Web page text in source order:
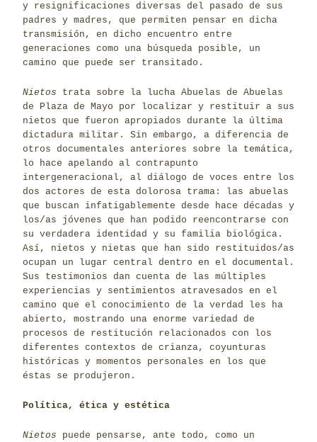
y resignificaciones diversas del pasado de sus
padres y madres, que permiten pensar en dicha
transmisión, en dicho encuentro entre
generaciones como una búsqueda posible, un
camino que puede ser transitado.
Nietos trata sobre la lucha Abuelas de Abuelas
de Plaza de Mayo por localizar y restituir a sus
nietos que fueron apropiados durante la última
dictadura militar. Sin embargo, a diferencia de
otros documentales anteriores sobre la temática,
lo hace apelando al contrapunto
intergeneracional, al diálogo de voces entre los
dos actores de esta dolorosa trama: las abuelas
que buscan infatigablemente desde hace décadas y
los/as jóvenes que han podido reencontrarse con
su verdadera identidad y su familia biológica.
Así, nietos y nietas que han sido restituidos/as
ocupan un lugar central dentro en el documental.
Sus testimonios dan cuenta de las múltiples
experiencias y sentimientos atravesados en el
camino que el conocimiento de la verdad les ha
abierto, mostrando una enorme variedad de
procesos de restitución relacionados con los
diferentes contextos de crianza, coyunturas
históricas y momentos personales en los que
éstas se produjeron.
Política, ética y estética
Nietos puede pensarse, ante todo, como un